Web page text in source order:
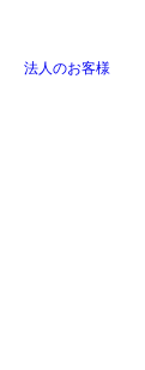
法人のお客様